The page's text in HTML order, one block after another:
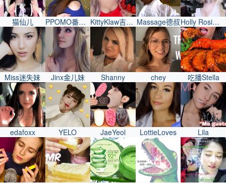
猫仙儿 PPOMO番茄妹 KittyKlaw吉蒂妹 Massage德叔 Holly Rosi好莉妹
Miss迷失妹 Jinx金儿妹 Shanny chey 吃播Stella
edafoxx YELO JaeYeol LottieLoves Lila